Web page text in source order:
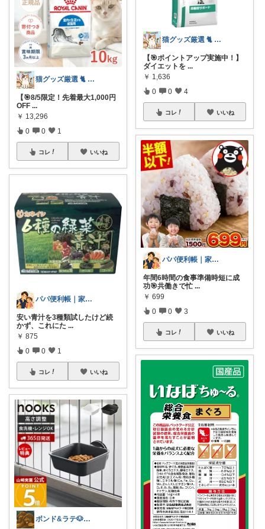
猫グッズ厳選 🐈 にゃん具市場 🌈
【🎯8/5限定！先着最大1,000円
OFF ...
￥ 13,296
0 0 1
コレ いいね
パパ便利帳｜家族のお買い物日記
安い青汁を3種類試したけど続
かず、これにた ...
￥ 875
0 0 1
コレ いいね
ボンド&ラテ🐶経由購入感謝です🙇
猫グッズ厳選 🐈 にゃん具市場 🌈
【🎯ポイントアップ実施中！】
ダイエットを ...
￥ 1,636
0 0 4
コレ いいね
パパ便利帳｜家族のお買い物日記
年間6時間の食事準備時短に成
功🎯共働きで忙 ...
￥ 699
0 0 3
コレ いいね